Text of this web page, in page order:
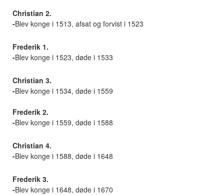
Christian 2.
-Blev konge i 1513, afsat og forvist i 1523
Frederik 1.
-Blev konge i 1523, døde i 1533
Christian 3.
-Blev konge i 1534, døde i 1559
Frederik 2.
-Blev konge i 1559, døde i 1588
Christian 4.
-Blev konge i 1588, døde i 1648
Frederik 3.
-Blev konge i 1648, døde i 1670